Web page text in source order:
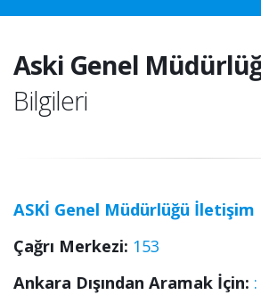
Aski Genel
Bilgileri
ASKİ Genel Müdürlüğü
Çağrı Merkezi: 153
Ankara Dışından Aramak İçin: